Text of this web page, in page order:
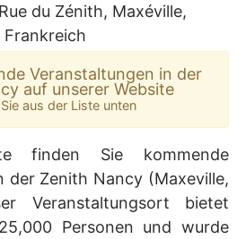
Rue du Zénith, Maxéville,
Frankreich
Veranstaltungen in der
auf unserer Website
aus der Liste unten
finden Sie kommende
der Zenith Nancy (Maxeville,
Veranstaltungsort bietet
Personen und wurde